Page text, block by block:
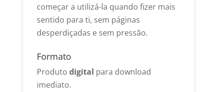
começar a utilizá-la quando fizer mais
sentido para ti, sem páginas
desperdiçadas e sem pressão.
Formato
Produto digital para download
imediato.